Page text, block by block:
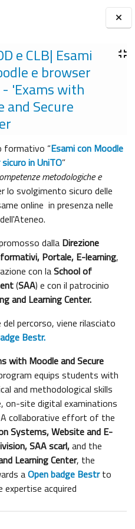
e CLB| Esami
e browser
'Exams with
and Secure
formativo “Esami con Moodle
in UniTO”
metodologiche e
lo svolgimento sicuro delle
online in presenza nelle
dalla Direzione
Portale, E-learning,
con laSchool of
(SAA) e con il patrocinio
and Learning Center.
percorso, viene rilasciato
Bestr.
with Moodle and Secure
equips students with
and methodological skills
on-site digital examinations
collaborative effort of the
Systems, Website and E-
SAA scarl,and the
Learning Center, the
aOpen badge Bestrto
acquired